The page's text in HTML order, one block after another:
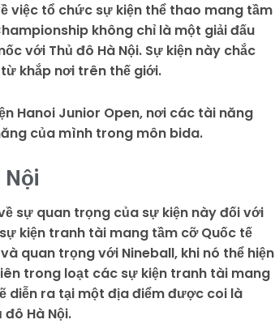
việc tổ chức sự kiện thể thao mang tầm
không chỉ là một giải đấu
với Thủ đô Hà Nội. Sự kiện này chắc
khắp nơi trên thế giới.
Hanoi Junior Open, nơi các tài năng
của mình trong môn bida.
sự quan trọng của sự kiện này đối với
kiện tranh tài mang tầm cỡ Quốc tế
quan trọng với Nineball, khi nó thể hiện
trong loạt các sự kiện tranh tài mang
diễn ra tại một địa điểm được coi là
Hà Nội.